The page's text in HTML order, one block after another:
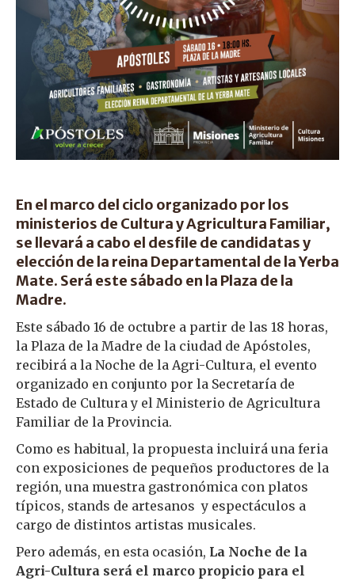
En el marco del ciclo organizado por los
ministerios de Cultura y Agricultura Familiar,
se llevará a cabo el desfile de candidatas y
elección de la reina Departamental de la Yerba
Mate. Será este sábado en la Plaza de la
Madre.
Este sábado 16 de octubre a partir de las 18 horas,
la Plaza de la Madre de la ciudad de Apóstoles,
recibirá a la Noche de la Agri-Cultura, el evento
organizado en conjunto por la Secretaría de
Estado de Cultura y el Ministerio de Agricultura
Familiar de la Provincia.
Como es habitual, la propuesta incluirá una feria
con exposiciones de pequeños productores de la
región, una muestra gastronómica con platos
típicos, stands de artesanos y espectáculos a
cargo de distintos artistas musicales.
Pero además, en esta ocasión, La Noche de la
Agri-Cultura será el marco propicio para el